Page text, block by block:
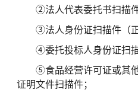
②法人代表委托书扫描件
③法人身份证扫描件（正
④委托投标人身份证扫
⑤食品经营许可证或其
证明文件扫描件；